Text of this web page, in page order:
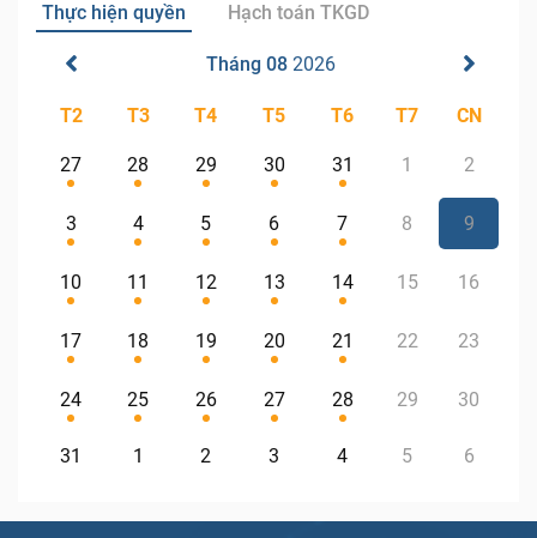
Thực hiện quyền Hạch toán TKGD
Tháng 08 2026
T2 T3 T4 T5 T6 T7 CN
27 28 29 30 31 1 2
3 4 5 6 7 8 9
10 11 12 13 14 15 16
17 18 19 20 21 22 23
24 25 26 27 28 29 30
31 1 2 3 4 5 6